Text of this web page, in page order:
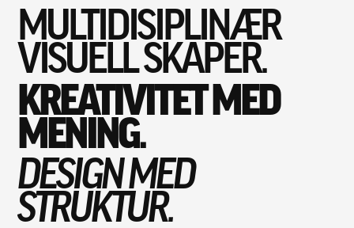
MULTIDISIPLINÆR
VISUELL SKAPER.
KREATIVITET MED
MENING.
DESIGN MED
STRUKTUR.